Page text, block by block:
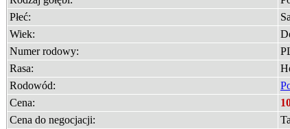
Płeć:
Wiek:
Numer rodowy:
Rasa:
Rodowód:
Cena:
Cena do negocjacji: